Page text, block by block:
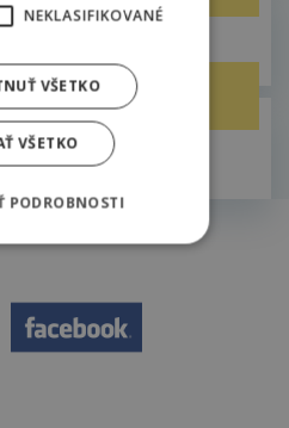
na lyžiach
Demänová
NEKLASIFIKOVANÉ
VŠETKO
VŠETKO
PODROBNOSTI